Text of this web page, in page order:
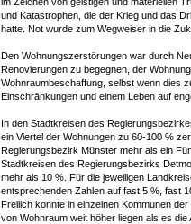
und Katastrophen, die der Krieg und das
hatte. Not wurde zum Wegweiser in die
Den Wohnungszerstörungen war durch
Renovierungen zu begegnen, der
Wohnraumbeschaffung, selbst wenn dies
Einschränkungen und einem Leben auf
In den Stadtkreisen des
ein Viertel der Wohnungen zu 60-100 %
Regierungsbezirk Münster mehr als ein
Stadtkreisen des Regierungsbezirks
mehr als 10 %. Für die jeweiligen
entsprechenden Zahlen auf fast 5 %, fast
Freilich konnte in einzelnen Kommunen
von Wohnraum weit höher liegen als es die